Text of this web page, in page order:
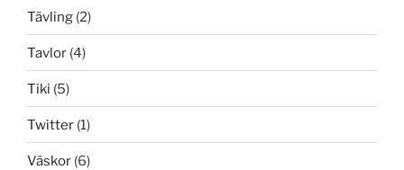
Tävling (2)
Tavlor (4)
Tiki (5)
Twitter (1)
Väskor (6)